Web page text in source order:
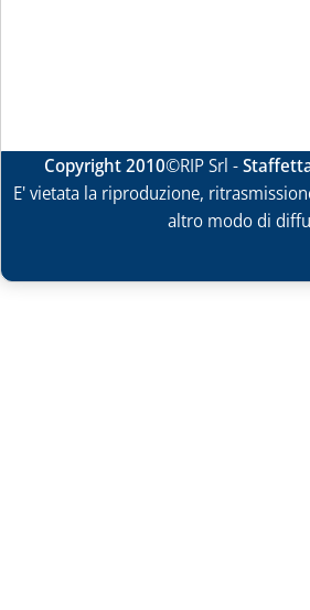
Copyright 2010©RIP Srl -
E' vietata la riproduzione,
altro modo di